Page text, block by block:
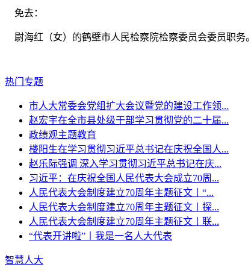
免去：
尉海红（女）的鹤壁市人民检察院检察委员会委员职务。
热门专题
市人大常委会党组扩大会议暨党的建设工作领...
赵宏宇在全市县处级干部学习贯彻党的二十届...
政绩观主题教育
楼阳生在学习贯彻习近平总书记在庆祝全国人...
赵乐际强调 深入学习贯彻习近平总书记在庆...
习近平：在庆祝全国人民代表大会成立70周...
人民代表大会制度建立70周年主题征文丨“...
人民代表大会制度建立70周年主题征文丨探...
人民代表大会制度建立70周年主题征文丨联...
“代表开讲啦”丨我是一名人大代表
智慧人大